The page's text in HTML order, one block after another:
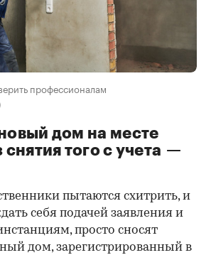
профессионалам
дом на месте
снятия того с учета —
пытаются схитрить, и
себя подачей заявления и
просто сносят
дом, зарегистрированный в